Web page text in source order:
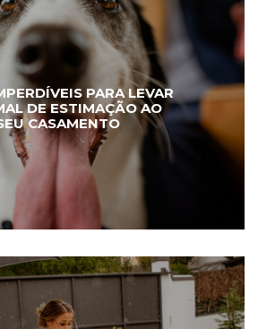
PARA LEVAR
DE ESTIMAÇÃO AO
CASAMENTO